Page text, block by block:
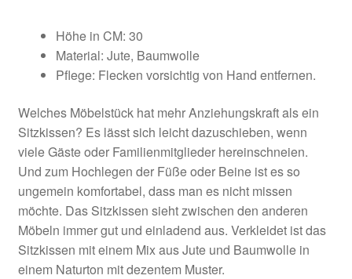
Höhe in CM: 30
Material: Jute, Baumwolle
Pflege: Flecken vorsichtig von Hand entfernen.
Welches Möbelstück hat mehr Anziehungskraft als ein
Sitzkissen? Es lässt sich leicht dazuschieben, wenn
viele Gäste oder Familienmitglieder hereinschneien.
Und zum Hochlegen der Füße oder Beine ist es so
ungemein komfortabel, dass man es nicht missen
möchte. Das Sitzkissen sieht zwischen den anderen
Möbeln immer gut und einladend aus. Verkleidet ist das
Sitzkissen mit einem Mix aus Jute und Baumwolle in
einem Naturton mit dezentem Muster.